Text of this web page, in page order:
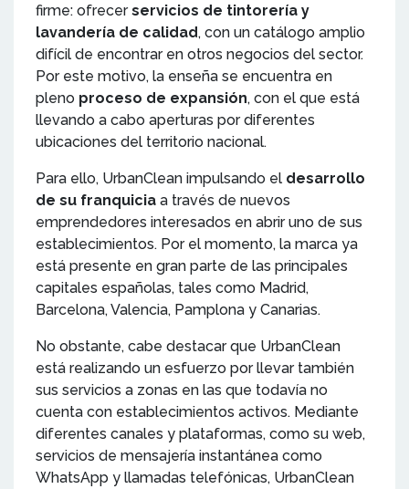
firme: ofrecerservicios de tintorería y
lavandería de calidad, con un catálogo amplio
difícil de encontrar en otros negocios del sector.
Por este motivo, la enseña se encuentra en
pleno proceso de expansión, con el que está
llevando a cabo aperturas por diferentes
ubicaciones del territorio nacional.
Para ello, UrbanClean impulsando el desarrollo
de su franquicia a través de nuevos
emprendedores interesados en abrir uno de sus
establecimientos. Por el momento, la marca ya
está presente en gran parte de las principales
capitales españolas, tales como Madrid,
Barcelona, Valencia, Pamplona y Canarias.
No obstante, cabe destacar que UrbanClean
está realizando un esfuerzo por llevar también
sus servicios a zonas en las que todavía no
cuenta con establecimientos activos. Mediante
diferentes canales y plataformas, como su web,
servicios de mensajería instantánea como
WhatsApp y llamadas telefónicas, UrbanClean